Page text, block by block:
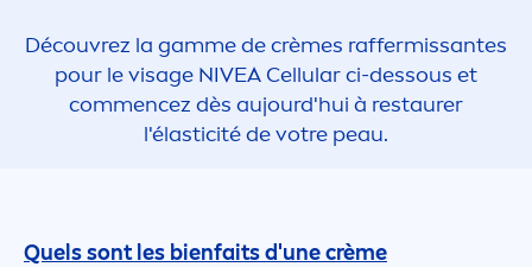
Découvrez la gamme de crèmes raffermissantes
pour le visage NIVEA Cellularci-dessous et
commencez dès aujourd'hui à restaurer
l'élasticité de votre peau.
Quels sont les bienfaits d'une crème